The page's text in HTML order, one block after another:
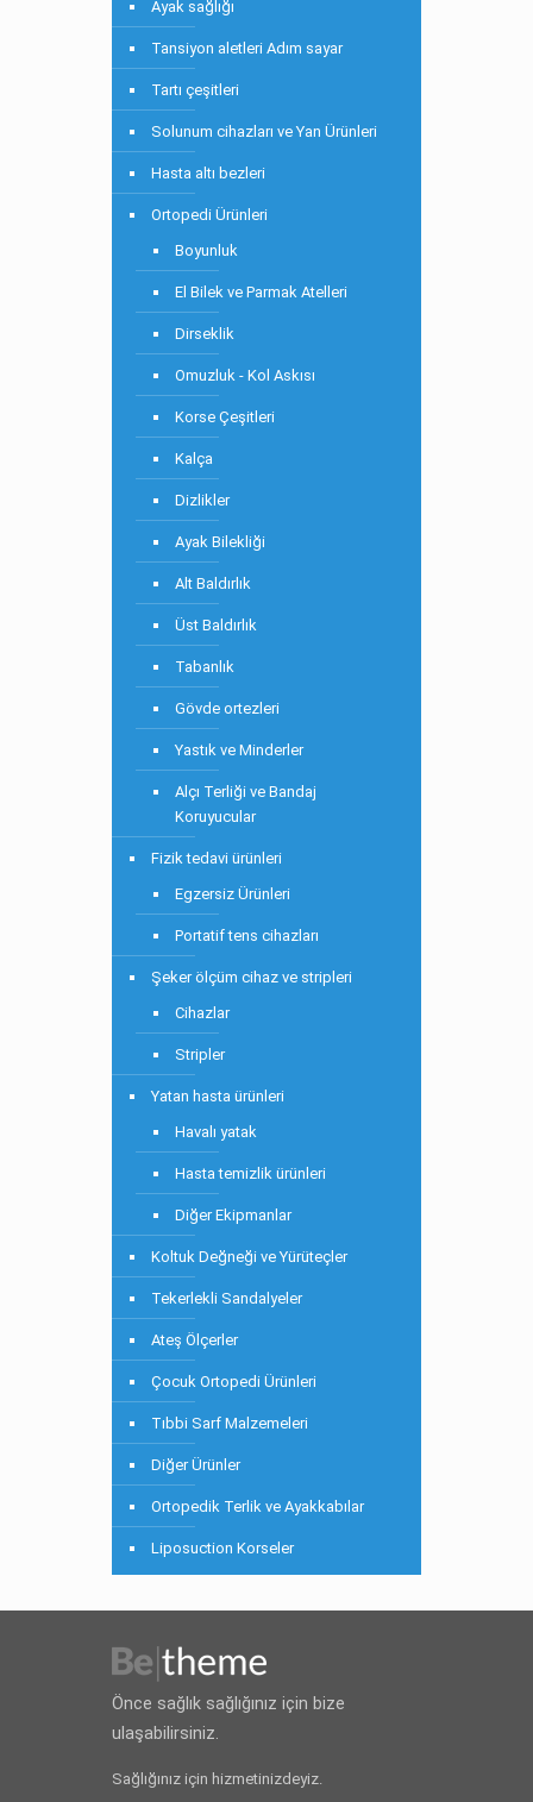
Ayak sağlığı
Tansiyon aletleri Adım sayar
Tartı çeşitleri
Solunum cihazları ve Yan Ürünleri
Hasta altı bezleri
Ortopedi Ürünleri
Boyunluk
El Bilek ve Parmak Atelleri
Dirseklik
Omuzluk - Kol Askısı
Korse Çeşitleri
Kalça
Dizlikler
Ayak Bilekliği
Alt Baldırlık
Üst Baldırlık
Tabanlık
Gövde ortezleri
Yastık ve Minderler
Alçı Terliği ve Bandaj
Koruyucular
Fizik tedavi ürünleri
Egzersiz Ürünleri
Portatif tens cihazları
Şeker ölçüm cihaz ve stripleri
Cihazlar
Stripler
Yatan hasta ürünleri
Havalı yatak
Hasta temizlik ürünleri
Diğer Ekipmanlar
Koltuk Değneği ve Yürüteçler
Tekerlekli Sandalyeler
Ateş Ölçerler
Çocuk Ortopedi Ürünleri
Tıbbi Sarf Malzemeleri
Diğer Ürünler
Ortopedik Terlik ve Ayakkabılar
Liposuction Korseler
Önce sağlık sağlığınız için bize
ulaşabilirsiniz.
Sağlığınız için hizmetinizdeyiz.